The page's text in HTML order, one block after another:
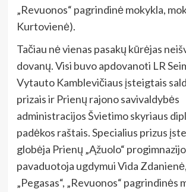
„Revuonos“ pagrindinė mokykla,
Kurtovienė).
Tačiau nė vienas pasakų kūrėjas
dovanų. Visi buvo apdovanoti LR
Vytauto Kamblevičiaus įsteigtais
prizais ir Prienų rajono savivaldybės
administracijos Švietimo skyriaus
padėkos raštais. Specialius prizus
globėja Prienų „Ąžuolo“
pavaduotoja ugdymui Vida
„Pegasas“, „Revuonos“ pagrindinės